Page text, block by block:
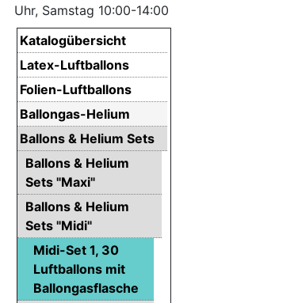
Uhr, Samstag 10:00-14:00
Katalogübersicht
Latex-Luftballons
Folien-Luftballons
Ballongas-Helium
Ballons & Helium Sets
Ballons & Helium
Sets "Maxi"
Ballons & Helium
Sets "Midi"
Midi-Set 1, 30
Luftballons mit
Ballongasflasche